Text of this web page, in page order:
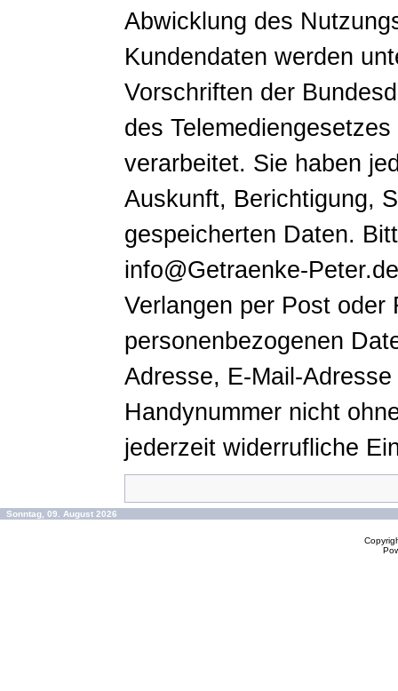
Abwicklung des
Kundendaten werden
Vorschriften der
des
verarbeitet. Sie haben
Auskunft, Berichtigung,
gespeicherten Daten.
info@Getraenke-
Verlangen per Post oder
personenbezogenen
Adresse, E-Mail-
Handynummer nicht
jederzeit widerrufliche
Sonntag, 09. August 2026